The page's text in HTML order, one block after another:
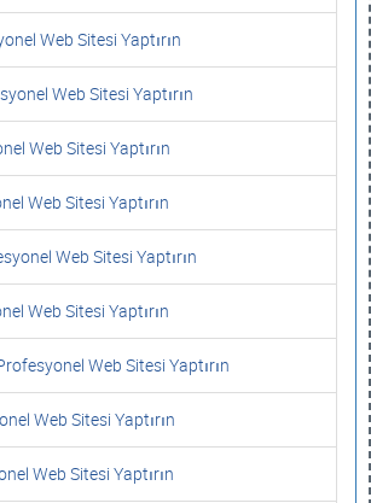
Web Sitesi Yaptırın
Web Sitesi Yaptırın
Web Sitesi Yaptırın
Web Sitesi Yaptırın
Web Sitesi Yaptırın
Web Sitesi Yaptırın
Web Sitesi Yaptırın
Web Sitesi Yaptırın
Web Sitesi Yaptırın